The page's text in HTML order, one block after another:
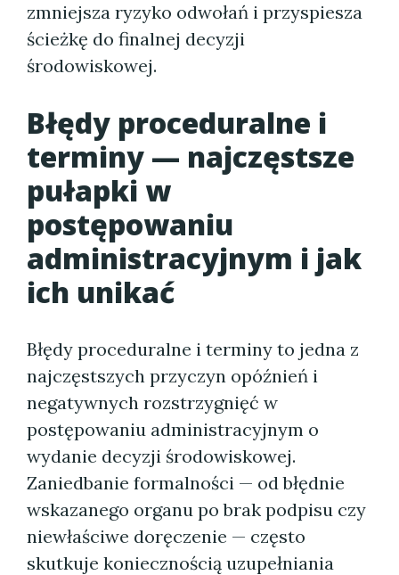
zmniejsza ryzyko odwołań i przyspiesza
ścieżkę do finalnej decyzji
środowiskowej.
Błędy proceduralne i
terminy — najczęstsze
pułapki w
postępowaniu
administracyjnym i jak
ich unikać
Błędy proceduralne i terminy to jedna z
najczęstszych przyczyn opóźnień i
negatywnych rozstrzygnięć w
postępowaniu administracyjnym o
wydanie decyzji środowiskowej.
Zaniedbanie formalności — od błędnie
wskazanego organu po brak podpisu czy
niewłaściwe doręczenie — często
skutkuje koniecznością uzupełniania